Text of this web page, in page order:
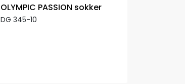
OLYMPIC PASSION sokker
DG 345-10